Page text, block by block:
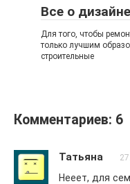
Все о
Для того, чтобы
только лучшим
строительные
Комментариев: 6
Татьяна
Нееет, для